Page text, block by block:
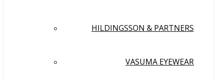
HILDINGSSON & PARTNERS
VASUMA EYEWEAR